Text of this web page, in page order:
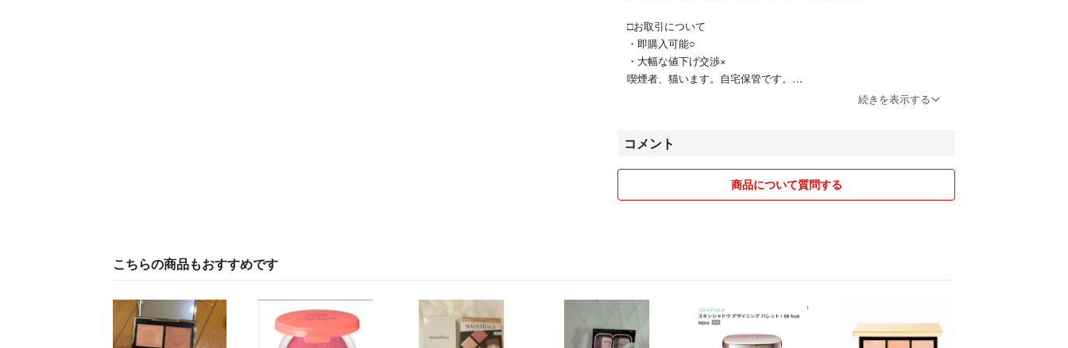
香水
ステーショナリー
ペット用品
サプリメント
フレグランスジェル
入浴剤
リップクリーム
□お取引について
・即購入可能○
・大幅な値下げ交渉×
喫煙者、猫います。自宅保管です。
□出品物について
・採寸は可能な限り正確に行いますが、採寸箇所により数cm単位の差
が生じる場合がありますので寸法違いによる返品はご容赦下さい。
・写真光の加減により実物と色味が変わる場合がございます。
・簡易的な梱包で発送致します。
(梱包資材はリサイクルの場合もあります)
続きを表示する
コメント
商品について質問する
こちらの商品もおすすめです